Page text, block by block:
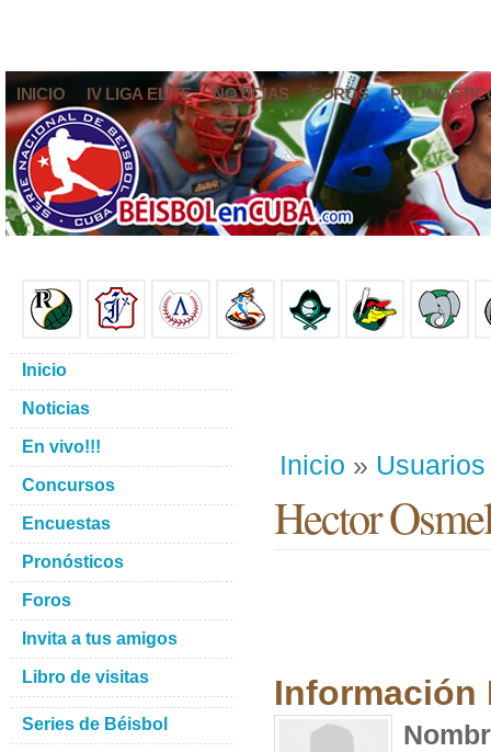
INICIO IV LIGA ELITE NOTICIAS FOROS
Inicio » Usuarios
Hector
Información
Inicio
Noticias
En vivo!!!
Concursos
Encuestas
Pronósticos
Foros
Invita a tus amigos
Libro de visitas
Series de Béisbol